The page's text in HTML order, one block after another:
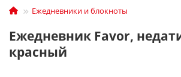
Ежедневники и блокноты
Ежедневник Favor,
красный